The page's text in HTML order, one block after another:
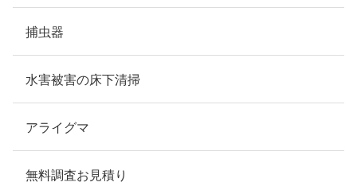
捕虫器
水害被害の床下清掃
アライグマ
無料調査お見積り